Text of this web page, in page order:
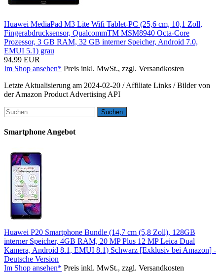
Huawei MediaPad M3 Lite Wifi Tablet-PC (25,6 cm, 10,1 Zoll,
Fingerabdrucksensor, QualcommTM MSM8940 Octa-Core
Prozessor, 3 GB RAM, 32 GB interner Speicher, Android 7.0,
EMUI 5.1) grau
94,99 EUR
Im Shop ansehen* Preis inkl. MwSt., zzgl. Versandkosten
Letzte Aktualisierung am 2024-02-20 / Affiliate Links / Bilder von
der Amazon Product Advertising API
Suchen
nach:
Smartphone Angebot
Huawei P20 Smartphone Bundle (14,7 cm (5,8 Zoll), 128GB
interner Speicher, 4GB RAM, 20 MP Plus 12 MP Leica Dual
Kamera, Android 8.1, EMUI 8.1) Schwarz [Exklusiv bei Amazon] -
Deutsche Version
Im Shop ansehen* Preis inkl. MwSt., zzgl. Versandkosten